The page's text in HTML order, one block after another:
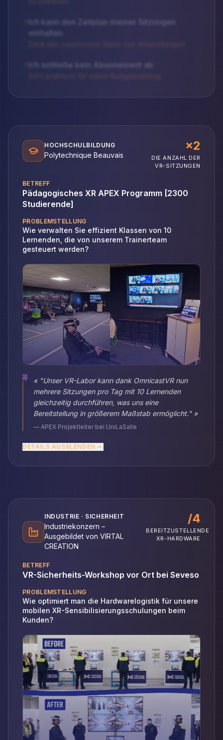
Ich kann den Zeitplan meiner Sitzungen
einhalten
Ich schließe kein Abonnement ab
HOCHSCHULBILDUNG
Polytechnique Beauvais
×2
DIE ANZAHL DER
VR-SITZUNGEN
BETREFF
Pädagogisches XR APEX Programm [2300
Studierende]
PROBLEMSTELLUNG
Wie verwalten Sie effizient Klassen von 10
Lernenden, die von unserem Trainerteam
gesteuert werden?
« "Unser VR-Labor kann dank OmnicastVR nun
mehrere Sitzungen pro Tag mit 10 Lernenden
gleichzeitig durchführen, was uns eine
Bereitstellung in größerem Maßstab ermöglicht."»
— APEX Projektleiter bei UniLaSalle
DETAILS AUSBLENDEN
INDUSTRIE · SICHERHEIT
Industriekonzern –
Ausgebildet von VIRTAL
CREATION
/4
BEREITZUSTELLENDE
XR-HARDWARE
BETREFF
VR-Sicherheits-Workshop vor Ort bei Seveso
PROBLEMSTELLUNG
Wie optimiert man die Hardwarelogistik für unsere
mobilen XR-Sensibilisierungsschulungen beim
Kunden?